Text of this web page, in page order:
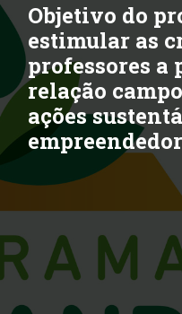
Objetivo do
estimular as
professores a
relação
ações